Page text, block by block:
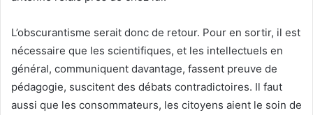
L’obscurantisme serait donc de retour. Pour en sortir, il est
nécessaire que les scientifiques, et les intellectuels en
général, communiquent davantage, fassent preuve de
pédagogie, suscitent des débats contradictoires. Il faut
aussi que les consommateurs, les citoyens aient le soin de